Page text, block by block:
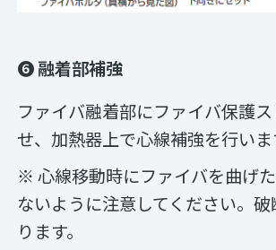
❻ 融着部補強
ファイバ融着部にファイバ保護
せ、加熱器上で心線補強を行いま
※ 心線移動時にファイバを曲げ
ないように注意してください。
ります。